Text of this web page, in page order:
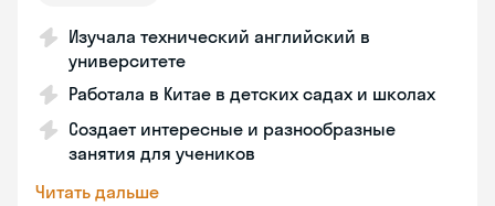
Изучала технический английский в
университете
Работала в Китае в детских садах и школах
Создает интересные и разнообразные
занятия для учеников
Читать дальше